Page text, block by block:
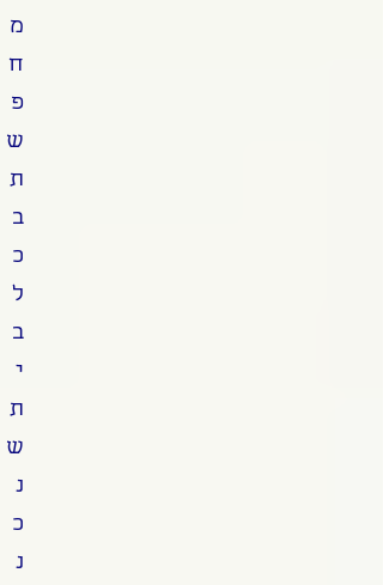
מ
ח
פ
ש
ת
ב
כ
ל
ב
י
ת
ש
נ
כ
נ